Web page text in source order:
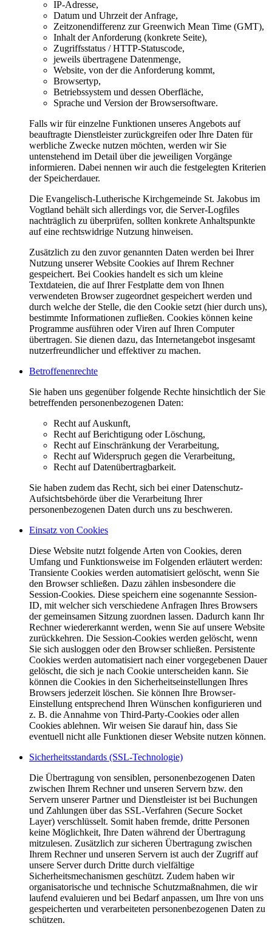
IP-Adresse,
Datum und Uhrzeit der Anfrage,
Zeitzonendifferenz zur Greenwich Mean Time (GMT),
Inhalt der Anforderung (konkrete Seite),
Zugriffsstatus / HTTP-Statuscode,
jeweils übertragene Datenmenge,
Website, von der die Anforderung kommt,
Browsertyp,
Betriebssystem und dessen Oberfläche,
Sprache und Version der Browsersoftware.
Falls wir für einzelne Funktionen unseres Angebots auf
beauftragte Dienstleister zurückgreifen oder Ihre Daten für
werbliche Zwecke nutzen möchten, werden wir Sie
untenstehend im Detail über die jeweiligen Vorgänge
informieren. Dabei nennen wir auch die festgelegten Kriterien
der Speicherdauer.
Die Evangelisch-Lutherische Kirchgemeinde St. Jakobus im
Vogtland behält sich allerdings vor, die Server-Logfiles
nachträglich zu überprüfen, sollten konkrete Anhaltspunkte
auf eine rechtswidrige Nutzung hinweisen.
Zusätzlich zu den zuvor genannten Daten werden bei Ihrer
Nutzung unserer Website Cookies auf Ihrem Rechner
gespeichert. Bei Cookies handelt es sich um kleine
Textdateien, die auf Ihrer Festplatte dem von Ihnen
verwendeten Browser zugeordnet gespeichert werden und
durch welche der Stelle, die den Cookie setzt (hier durch uns),
bestimmte Informationen zufließen. Cookies können keine
Programme ausführen oder Viren auf Ihren Computer
übertragen. Sie dienen dazu, das Internetangebot insgesamt
nutzerfreundlicher und effektiver zu machen.
Betroffenenrechte
Sie haben uns gegenüber folgende Rechte hinsichtlich der Sie
betreffenden personenbezogenen Daten:
Recht auf Auskunft,
Recht auf Berichtigung oder Löschung,
Recht auf Einschränkung der Verarbeitung,
Recht auf Widerspruch gegen die Verarbeitung,
Recht auf Datenübertragbarkeit.
Sie haben zudem das Recht, sich bei einer Datenschutz-
Aufsichtsbehörde über die Verarbeitung Ihrer
personenbezogenen Daten durch uns zu beschweren.
Einsatz von Cookies
Diese Website nutzt folgende Arten von Cookies, deren
Umfang und Funktionsweise im Folgenden erläutert werden:
Transiente Cookies werden automatisiert gelöscht, wenn Sie
den Browser schließen. Dazu zählen insbesondere die
Session-Cookies. Diese speichern eine sogenannte Session-
ID, mit welcher sich verschiedene Anfragen Ihres Browsers
der gemeinsamen Sitzung zuordnen lassen. Dadurch kann Ihr
Rechner wiedererkannt werden, wenn Sie auf unsere Website
zurückkehren. Die Session-Cookies werden gelöscht, wenn
Sie sich ausloggen oder den Browser schließen. Persistente
Cookies werden automatisiert nach einer vorgegebenen Dauer
gelöscht, die sich je nach Cookie unterscheiden kann. Sie
können die Cookies in den Sicherheitseinstellungen Ihres
Browsers jederzeit löschen. Sie können Ihre Browser-
Einstellung entsprechend Ihren Wünschen konfigurieren und
z. B. die Annahme von Third-Party-Cookies oder allen
Cookies ablehnen. Wir weisen Sie darauf hin, dass Sie
eventuell nicht alle Funktionen dieser Website nutzen können.
Sicherheitsstandards (SSL-Technologie)
Die Übertragung von sensiblen, personenbezogenen Daten
zwischen Ihrem Rechner und unseren Servern bzw. den
Servern unserer Partner und Dienstleister ist bei Buchungen
und Zahlungen über das SSL-Verfahren (Secure Socket
Layer) verschlüsselt. Somit haben fremde, dritte Personen
keine Möglichkeit, Ihre Daten während der Übertragung
mitzulesen. Zusätzlich zur sicheren Übertragung zwischen
Ihrem Rechner und unseren Servern ist auch der Zugriff auf
unsere Server durch Dritte durch vielfältige
Sicherheitsmechanismen geschützt. Zudem haben wir
organisatorische und technische Schutzmaßnahmen, die wir
laufend evaluieren und bei Bedarf anpassen, um Ihre von uns
gespeicherten und verarbeiteten personenbezogenen Daten zu
schützen.